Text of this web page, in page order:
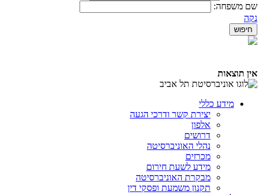
שם משפחה:
נקה
אין תוצאות
מידע כללי
יצירת קשר ודרכי הגעה
אלפון
דרושים
נהלי האוניברסיטה
מכרזים
מידע לשעת חירום
מבקרת האוניברסיטה
תקנון משמעת ופסקי דין